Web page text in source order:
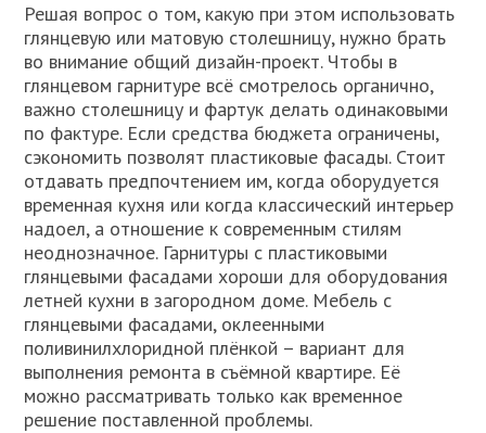
Решая вопрос о том, какую при этом использовать
глянцевую или матовую столешницу, нужно брать
во внимание общий дизайн-проект. Чтобы в
глянцевом гарнитуре всё смотрелось органично,
важно столешницу и фартук делать одинаковыми
по фактуре. Если средства бюджета ограничены,
сэкономить позволят пластиковые фасады. Стоит
отдавать предпочтением им, когда оборудуется
временная кухня или когда классический интерьер
надоел, а отношение к современным стилям
неоднозначное. Гарнитуры с пластиковыми
глянцевыми фасадами хороши для оборудования
летней кухни в загородном доме. Мебель с
глянцевыми фасадами, оклеенными
поливинилхлоридной плёнкой – вариант для
выполнения ремонта в съёмной квартире. Её
можно рассматривать только как временное
решение поставленной проблемы.